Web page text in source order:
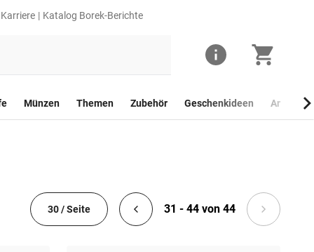
Karriere Katalog Borek-Berichte
Münzen Themen Zubehör Geschenkideen
30 / Seite 31 - 44 von 44